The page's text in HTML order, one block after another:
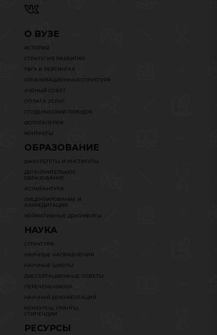
О ВУЗЕ
ИСТОРИЯ
СТРАТЕГИЯ РАЗВИТИЯ
ТВГУ В РЕЙТИНГАХ
ОРГАНИЗАЦИОННАЯ СТРУКТУРА
УЧЕНЫЙ СОВЕТ
ОПЛАТА УСЛУГ
СТУДЕНЧЕСКИЙ ГОРОДОК
ФОТОГАЛЕРЕИ
КОНТАКТЫ
ОБРАЗОВАНИЕ
ФАКУЛЬТЕТЫ И ИНСТИТУТЫ
ДОПОЛНИТЕЛЬНОЕ
ОБРАЗОВАНИЕ
АСПИРАНТУРА
ЛИЦЕНЗИРОВАНИЕ И
АККРЕДИТАЦИЯ
НОРМАТИВНЫЕ ДОКУМЕНТЫ
НАУКА
СТРУКТУРА
НАУЧНЫЕ НАПРАВЛЕНИЯ
НАУЧНЫЕ ШКОЛЫ
ДИССЕРТАЦИОННЫЕ СОВЕТЫ
ПЕРЕЧЕНЬ НИОКР
НАУЧНАЯ ДОКУМЕНТАЦИЯ
КОНКУРСЫ, ГРАНТЫ,
СТИПЕНДИИ
РЕСУРСЫ